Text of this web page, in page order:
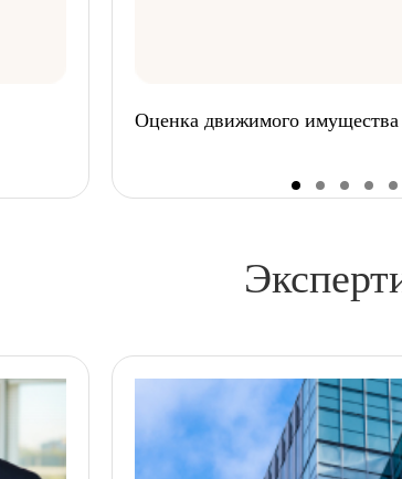
Оценка движимого имущества